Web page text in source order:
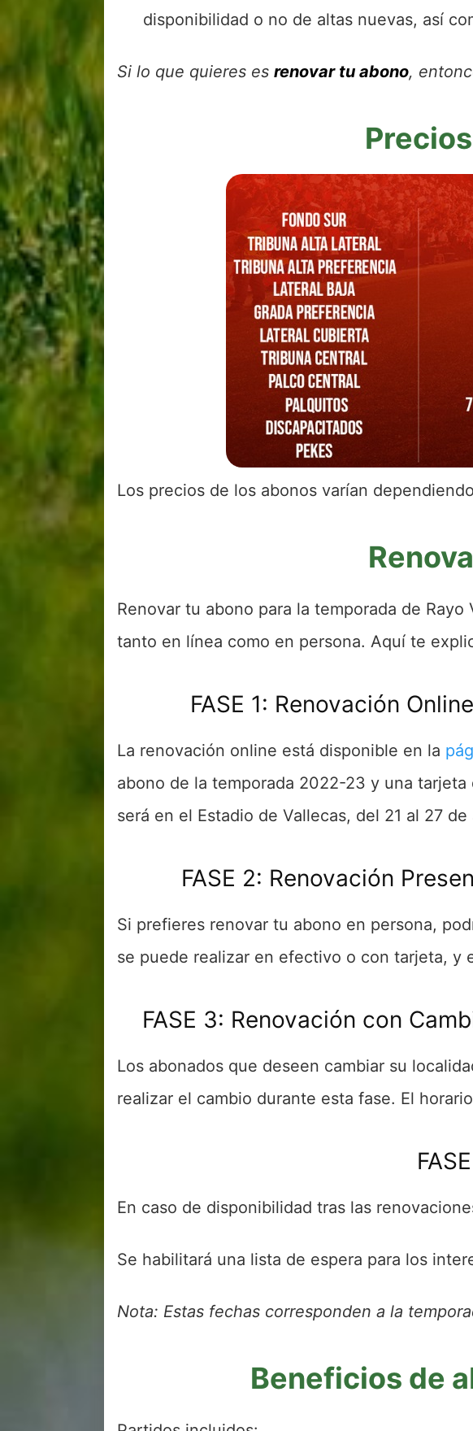
disponibilidad o no de altas nuevas, así
Si lo que quieres es renovar tu abono,
Los precios de los abonos varían
Renovar tu abono para la temporada de
tanto en línea como en persona. Aquí te
FASE 1: Renovación
La renovación online está disponible en la
abono de la temporada 2022-23 y una
será en el Estadio de Vallecas, del 21 al 27
FASE 2: Renovación
Si prefieres renovar tu abono en persona,
se puede realizar en efectivo o con tarjeta, y
FASE 3: Renovación con
Los abonados que deseen cambiar su
realizar el cambio durante esta fase. El
En caso de disponibilidad tras las
Se habilitará una lista de espera para los
Nota: Estas fechas corresponden a la
Beneficios de